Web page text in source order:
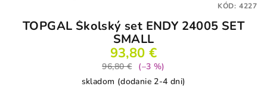
TOPGAL Školský set ENDY 24005 SET
SMALL
93,80 €
96,80 €
(–3 %)
skladom (dodanie 2-4 dni)
KÓD: 4227